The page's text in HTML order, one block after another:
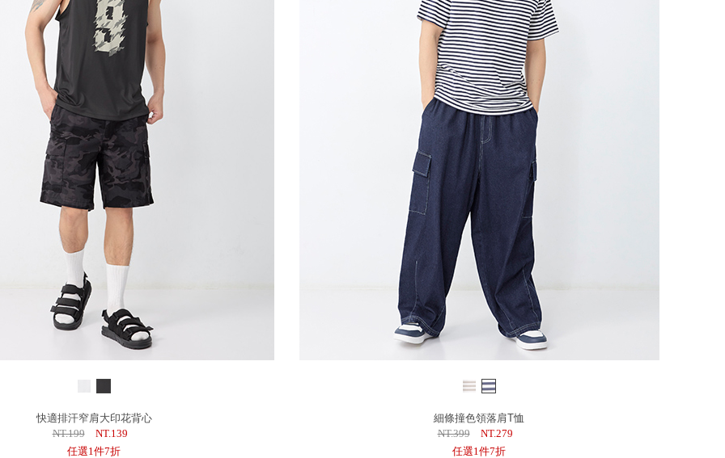
快適排汗窄肩大印花背心
NT.199
NT.139
任選1件7折
細條撞色領落肩T恤
NT.399
NT.279
任選1件7折